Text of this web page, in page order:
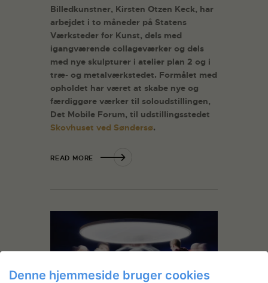
Billedkunstner, Kirsten Otzen Keck, har
arbejdet i to måneder på Statens
Værksteder for Kunst, dels med
igangværende collageværker og dels
med nye skulpturer i atelier plan 2 og i
træ- og metalværkstedet. Formålet med
opholdet har været at skabe nye og
færdiggøre værker til soloudstillingen,
Det Mobile Forum, til udstillingsstedet
Skovhuset ved Søndersø.
READ MORE
Denne hjemmeside bruger cookies